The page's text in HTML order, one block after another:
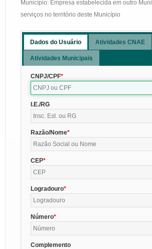
Município: Empresa estabelecida em outro
serviços no território deste Município
Dados do Usuário Atividades CNAE
Atividades Municipais
CNPJ/CPF
I.E./RG
Razão/Nome
CEP
Logradouro
Número
Complemento